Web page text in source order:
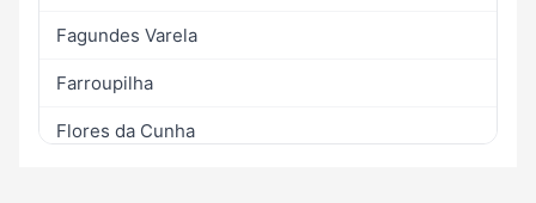
Fagundes Varela
Farroupilha
Flores da Cunha